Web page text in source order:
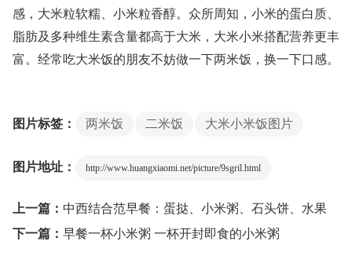
感，大米粒软糯、小米粒香醇。众所周知，小米的蛋白质、
脂肪及多种维生素含量都高于大米，大米小米搭配营养更丰
富。经常吃大米饭的朋友不妨做一下两米饭，换一下口感。
图片标签： 两米饭 二米饭 大米小米饭图片
图片地址： http://www.huangxiaomi.net/picture/9sgril.html
上一篇： 中西结合范早餐：蛋挞、小米粥、石头饼、水果
下一篇： 早餐一杯小米粥 一杯开封即食的小米粥